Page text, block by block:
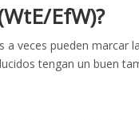
EfW)?
veces pueden marcar
tengan un buen